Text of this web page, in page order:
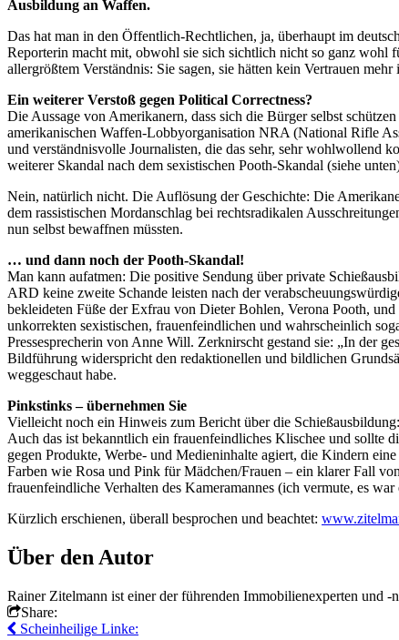
Ausbildung an Waffen.
Das hat man in den Öffentlich-Rechtlichen, ja, überhaupt im
Reporterin macht mit, obwohl sie sich sichtlich nicht so ganz
allergrößtem Verständnis: Sie sagen, sie hätten kein Vertrauen
Ein weiterer Verstoß gegen Political Correctness?
Die Aussage von Amerikanern, dass sich die Bürger selbst
amerikanischen Waffen-Lobbyorganisation NRA (National Rifle
und verständnisvolle Journalisten, die das sehr, sehr wohlwollend
weiterer Skandal nach dem sexistischen Pooth-Skandal (siehe
Nein, natürlich nicht. Die Auflösung der Geschichte: Die
dem rassistischen Mordanschlag bei rechtsradikalen
nun selbst bewaffnen müssten.
… und dann noch der Pooth-Skandal!
Man kann aufatmen: Die positive Sendung über private
ARD keine zweite Schande leisten nach der
bekleideten Füße der Exfrau von Dieter Bohlen, Verona Pooth,
unkorrekten sexistischen, frauenfeindlichen und wahrscheinlich
Pressesprecherin von Anne Will. Zerknirscht gestand sie: „In der
Bildführung widerspricht den redaktionellen und bildlichen
weggeschaut habe.
Pinkstinks – übernehmen Sie
Vielleicht noch ein Hinweis zum Bericht über die
Auch das ist bekanntlich ein frauenfeindliches Klischee und sollte
gegen Produkte, Werbe- und Medieninhalte agiert, die Kindern
Farben wie Rosa und Pink für Mädchen/Frauen – ein klarer Fall
frauenfeindliche Verhalten des Kameramannes (ich vermute, es
Kürzlich erschienen, überall besprochen und beachtet:
Über den Autor
Rainer Zitelmann ist einer der führenden Immobilienexperten und -
Share:
Scheinheilige Linke: